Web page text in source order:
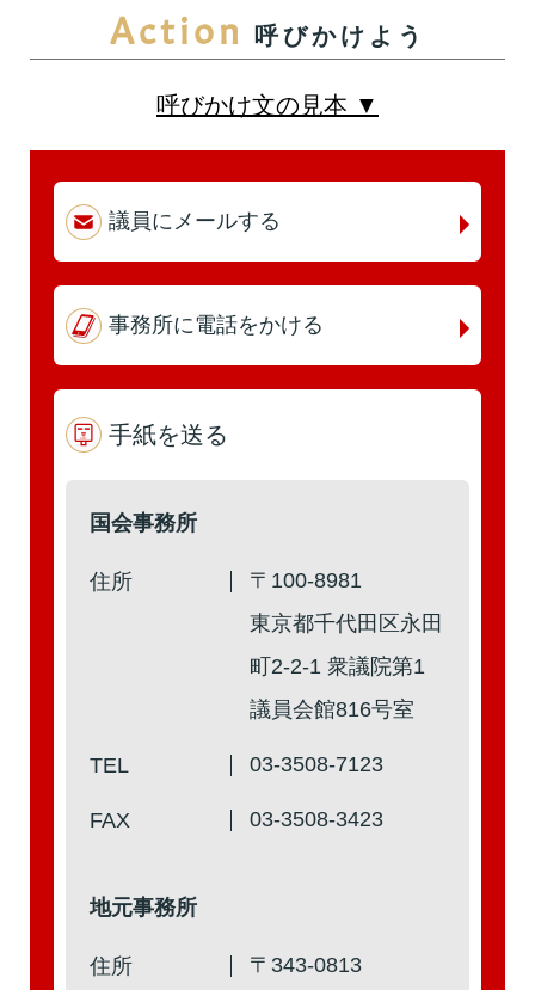
第5回 詳細はこちら
代理出席（秘書）
第4回 詳細はこちら
本人出席 代理出席（秘書）
第3回 詳細はこちら
本人出席 代理出席（秘書）
代理出席（秘書）
本人出席 代理出席（秘書）
Action 呼びかけよう
呼びかけ文の見本 ▼
議員にメールする
事務所に電話をかける
手紙を送る
国会事務所
住所
〒100-8981
東京都千代田区永田
町2-2-1 衆議院第1
議員会館816号室
TEL 03-3508-7123
FAX 03-3508-3423
地元事務所
住所
〒343-0813